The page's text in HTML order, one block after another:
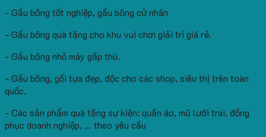
- Gấu bông tốt nghiệp, gấu bông cử nhân
- Gấu bông quà tặng cho khu vui chơi giải trí giá rẻ.
- Gấu bông nhỏ máy gấp thú.
- Gấu bông, gối tựa đẹp, độc cho các shop, siêu thị trên toàn
quốc.
- Các sản phẩm quà tặng sự kiện: quần áo, mũ lưỡi trai, đồng
phục doanh nghiệp, ... theo yêu cầu